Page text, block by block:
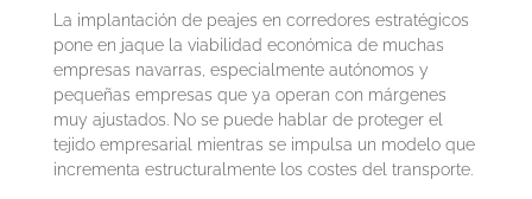
La implantación de peajes en corredores estratégicos
pone en jaque la viabilidad económica de muchas
empresas navarras, especialmente autónomos y
pequeñas empresas que ya operan con márgenes
muy ajustados. No se puede hablar de proteger el
tejido empresarial mientras se impulsa un modelo que
incrementa estructuralmente los costes del transporte.